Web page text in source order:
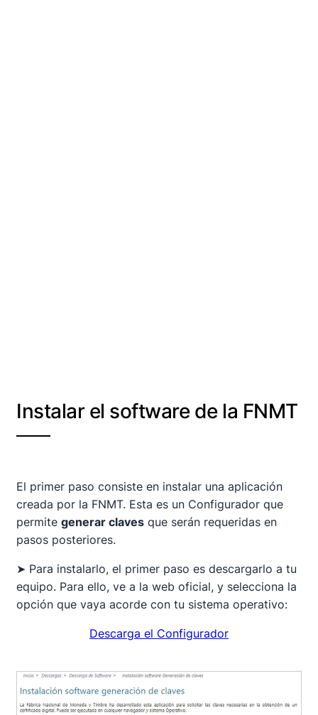
Instalar el software de la FNMT
El primer paso consiste en instalar una aplicación
creada por la FNMT. Esta es un Configurador que
permite generar claves que serán requeridas en
pasos posteriores.
➤ Para instalarlo, el primer paso es descargarlo a tu
equipo. Para ello, ve a la web oficial, y selecciona la
opción que vaya acorde con tu sistema operativo:
Descarga el Configurador